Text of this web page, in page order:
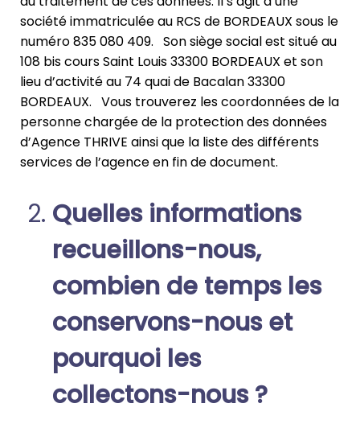
société immatriculée au RCS de BORDEAUX sous le
numéro 835 080 409. Son siège social est situé au
108 bis cours Saint Louis 33300 BORDEAUX et son
lieu d’activité au 74 quai de Bacalan 33300
BORDEAUX. Vous trouverez les coordonnées de la
personne chargée de la protection des données
d’Agence THRIVE ainsi que la liste des différents
services de l’agence en fin de document.
Quelles informations
recueillons-nous,
combien de temps les
conservons-nous et
pourquoi les
collectons-nous ?